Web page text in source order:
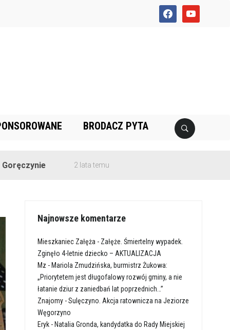
facebookyoutube
BRODACZ PYTA
2 lata temu
Najnowsze komentarze
Mieszkaniec Załęża - Załęże. Śmiertelny wypadek.
Zginęło 4-letnie dziecko – AKTUALIZACJA
Mz - Mariola Zmudzińska, burmistrz Żukowa:
„Priorytetem jest długofalowy rozwój gminy, a nie
łatanie dziur z zaniedbań lat poprzednich…”
Znajomy -Sulęczyno. Akcja ratownicza na Jeziorze
Węgorzyno
Eryk - Natalia Gronda, kandydatka do Rady Miejskiej